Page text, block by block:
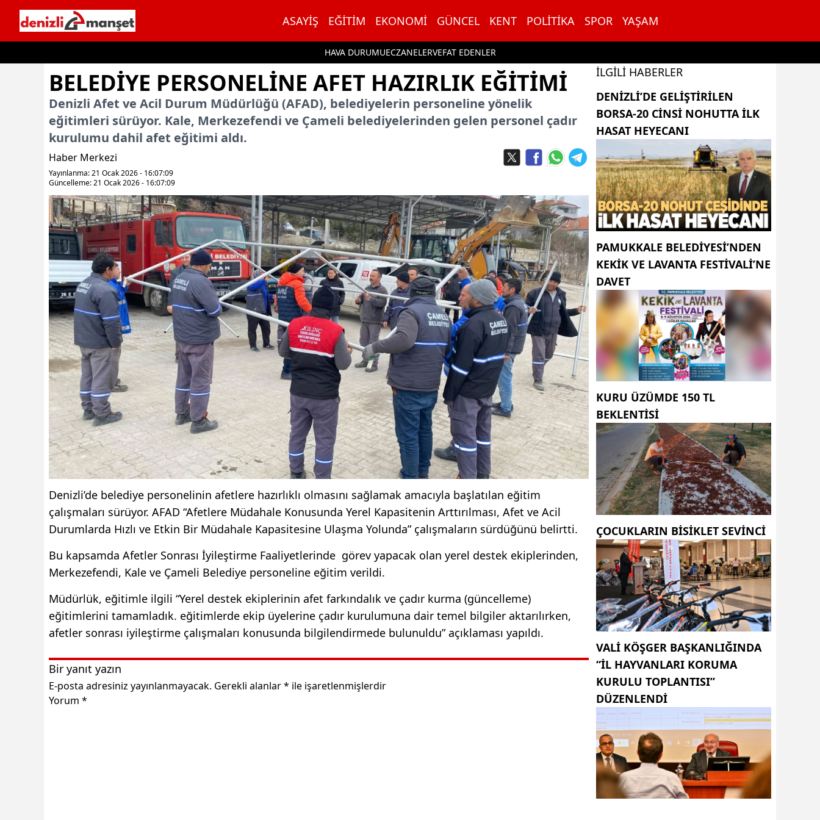
ASAYIŞ EĞITIM EKONOMI GÜNCEL KENT POLITIKA SPOR YAŞAM
HAVA DURUMUECZANELERVEFAT EDENLER
BELEDIYE PERSONELINE AFET HAZIRLIK EĞITIMI
Denizli Afet ve Acil Durum Müdürlüğü (AFAD), belediyelerin personeline yönelik
eğitimleri sürüyor. Kale, Merkezefendi ve Çameli belediyelerinden gelen personel çadır
kurulumu dahil afet eğitimi aldı.
Haber Merkezi
Yayınlanma: 21 Ocak 2026 - 16:07:09
Güncelleme: 21 Ocak 2026 - 16:07:09
Denizli’de belediye personelinin afetlere hazırlıklı olmasını sağlamak amacıyla başlatılan eğitim
çalışmaları sürüyor. AFAD “Afetlere Müdahale Konusunda Yerel Kapasitenin Arttırılması, Afet ve Acil
Durumlarda Hızlı ve Etkin Bir Müdahale Kapasitesine Ulaşma Yolunda” çalışmaların sürdüğünü belirtti.
Bu kapsamda Afetler Sonrası İyileştirme Faaliyetlerinde görev yapacak olan yerel destek ekiplerinden,
Merkezefendi, Kale ve Çameli Belediye personeline eğitim verildi.
Müdürlük, eğitimle ilgili “Yerel destek ekiplerinin afet farkındalık ve çadır kurma (güncelleme)
eğitimlerini tamamladık. eğitimlerde ekip üyelerine çadır kurulumuna dair temel bilgiler aktarılırken,
afetler sonrası iyileştirme çalışmaları konusunda bilgilendirmede bulunuldu” açıklaması yapıldı.
Bir yanıt yazın
E-posta adresiniz yayınlanmayacak. Gerekli alanlar* ile işaretlenmişlerdir
Yorum *
İLGILI HABERLER
DENIZLI’DE GELIŞTIRILEN
BORSA-20 CINSI NOHUTTA ILK
HASAT HEYECANI
PAMUKKALE BELEDIYESI’NDEN
KEKIK VE LAVANTA FESTIVALI’NE
DAVET
KURU ÜZÜMDE 150 TL
BEKLENTISI
ÇOCUKLARIN BISIKLET SEVINCI
VALI KÖŞGER BAŞKANLIĞINDA
“İL HAYVANLARI KORUMA
KURULU TOPLANTISI”
DÜZENLENDI